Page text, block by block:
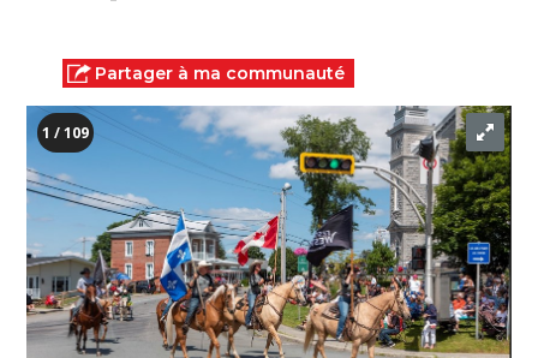
Partager à ma communauté
1 / 109